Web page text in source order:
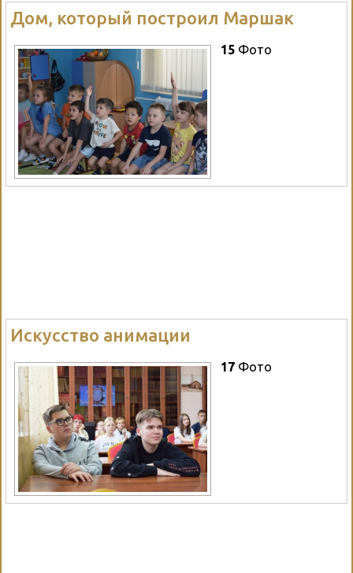
Дом, который построил Маршак
15 Фото
Искусство анимации
17 Фото